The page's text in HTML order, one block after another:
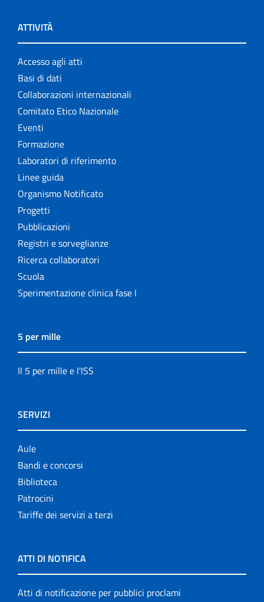
ATTIVITÀ
Accesso agli atti
Basi di dati
Collaborazioni internazionali
Comitato Etico Nazionale
Eventi
Formazione
Laboratori di riferimento
Linee guida
Organismo Notificato
Progetti
Pubblicazioni
Registri e sorveglianze
Ricerca collaboratori
Scuola
Sperimentazione clinica fase I
5 per mille
Il 5 per mille e l'ISS
SERVIZI
Aule
Bandi e concorsi
Biblioteca
Patrocini
Tariffe dei servizi a terzi
ATTI DI NOTIFICA
Atti di notificazione per pubblici proclami